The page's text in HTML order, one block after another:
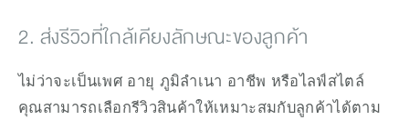
2. ส่งรีวิวที่ใกล้เคียงลักษณะของลูกค้า
ไม่ว่าจะเป็นเพศ อายุ ภูมิลำเนา อาชีพ หรือไลฟ์สไตล์
คุณสามารถเลือกรีวิวสินค้าให้เหมาะสมกับลูกค้าได้ตาม